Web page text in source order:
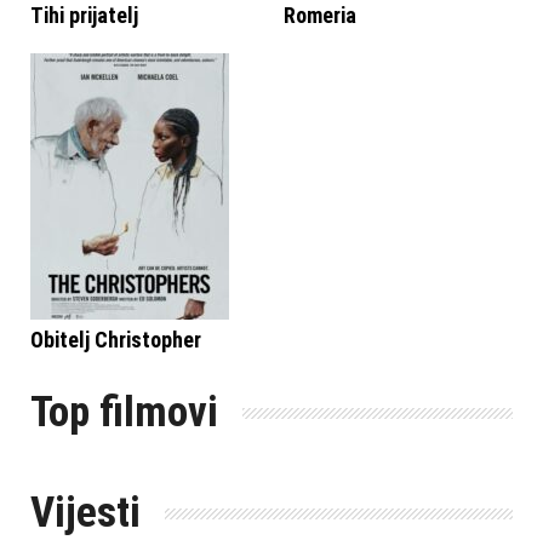
Tihi prijatelj Romeria
Obitelj Christopher
Top filmovi
Vijesti